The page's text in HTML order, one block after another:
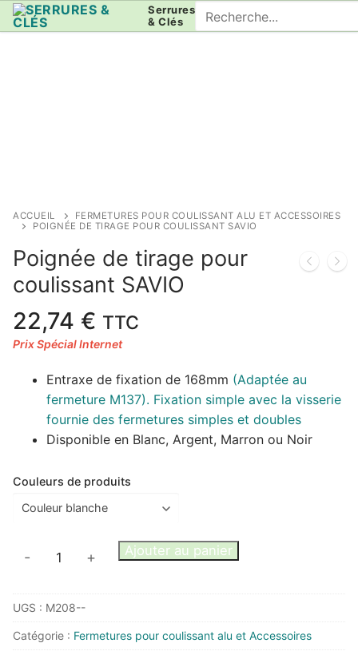
Aller
au
Serrures
& Clés
Rechercher
:
ACCUEIL
FERMETURES POUR COULISSANT ALU ET ACCESSOIRES
POIGNÉE DE TIRAGE POUR COULISSANT SAVIO
Poignée de tirage pour
coulissant SAVIO
22,74 € TTC
Entraxe de fixation de 168mm (Adaptée au
fermeture M137). Fixation simple avec la visserie
fournie des fermetures simples et doubles
Disponible en Blanc, Argent, Marron ou Noir
Couleurs de produits
quantité
de
tirage
- + Ajouter au panier
UGS : M208--
Catégorie : Fermetures pour coulissant alu et Accessoires